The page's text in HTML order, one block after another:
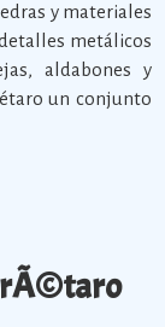
y materiales
metálicos
aldabones y
un conjunto